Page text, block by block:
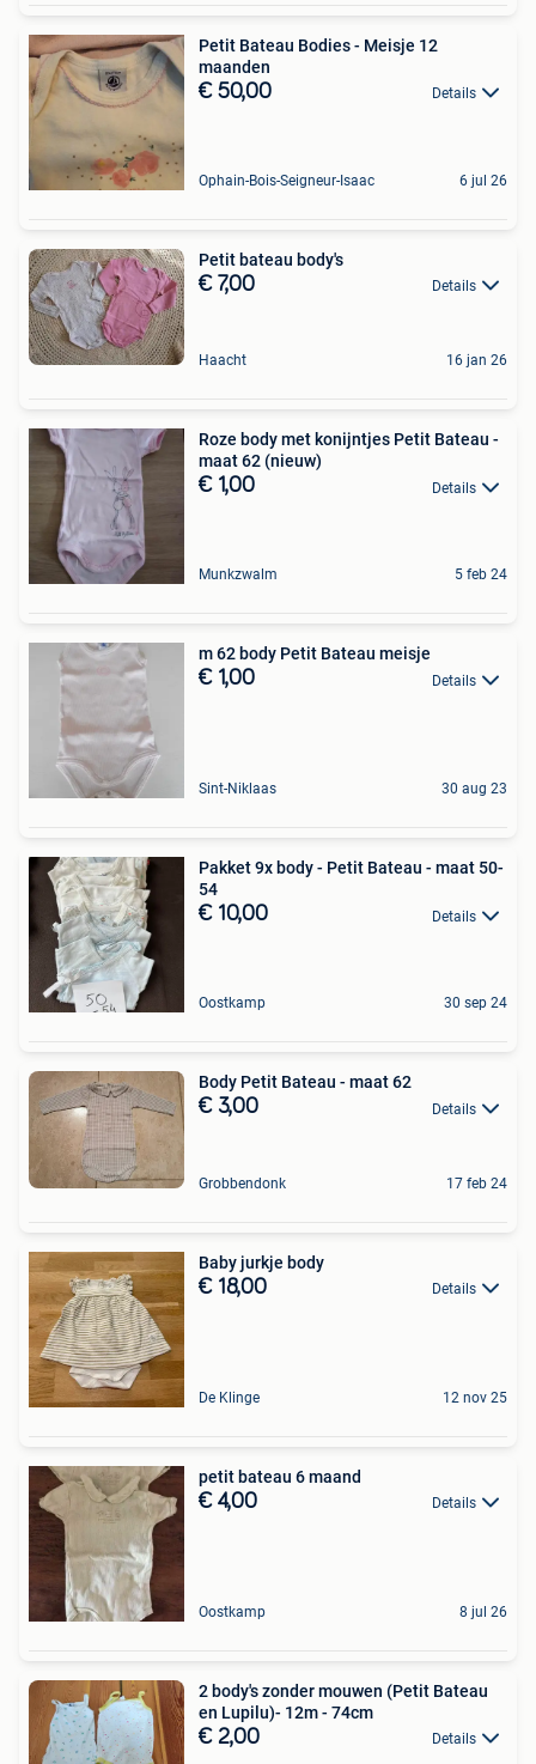
Petit Bateau Bodies - Meisje 12
maanden
€ 50,00 Details
Ophain-Bois-Seigneur-Isaac 6 jul 26
Petit bateau body's
€ 7,00 Details
Haacht 16 jan 26
Roze body met konijntjes Petit Bateau -
maat 62 (nieuw)
€ 1,00 Details
Munkzwalm 5 feb 24
m 62 body Petit Bateau meisje
€ 1,00 Details
Sint-Niklaas 30 aug 23
Pakket 9x body - Petit Bateau - maat 50-
54
€ 10,00 Details
Oostkamp 30 sep 24
Body Petit Bateau - maat 62
€ 3,00 Details
Grobbendonk 17 feb 24
Baby jurkje body
€ 18,00 Details
De Klinge 12 nov 25
petit bateau 6 maand
€ 4,00 Details
Oostkamp 8 jul 26
2 body's zonder mouwen (Petit Bateau
en Lupilu)- 12m - 74cm
€ 2,00 Details